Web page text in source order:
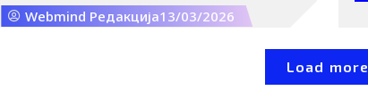
време, чиновите на служење, зборовите на
потврда, давањето подароци и физичкиот
допир постепено станаа задолжителен дел
од емоционалното воспитување и култура.
Подоцна, на овие јазици беа додадени и
Webmind Редакција13/03/2026
Load more